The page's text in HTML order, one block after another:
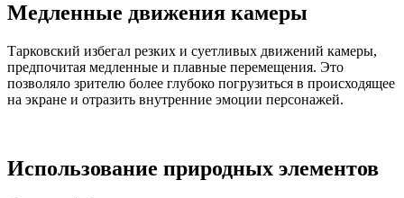
Медленные движения камеры
Тарковский избегал резких и суетливых движений камеры,
предпочитая медленные и плавные перемещения. Это
позволяло зрителю более глубоко погрузиться в происходящее
на экране и отразить внутренние эмоции персонажей.
Использование природных элементов